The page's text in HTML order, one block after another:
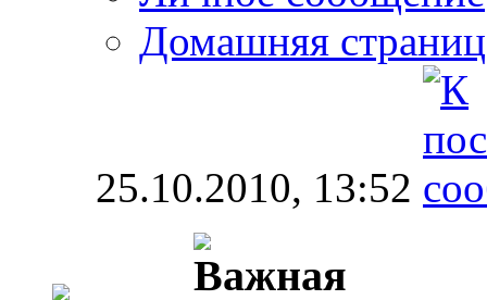
Домашняя
25.10.2010, 13:52